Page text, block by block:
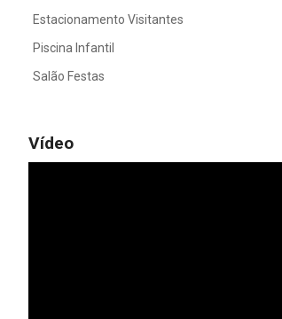
Estacionamento Visitantes
Piscina Infantil
Salão Festas
Vídeo